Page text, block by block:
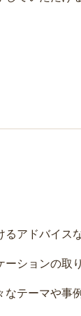
アドバイス
ションの
テーマや事